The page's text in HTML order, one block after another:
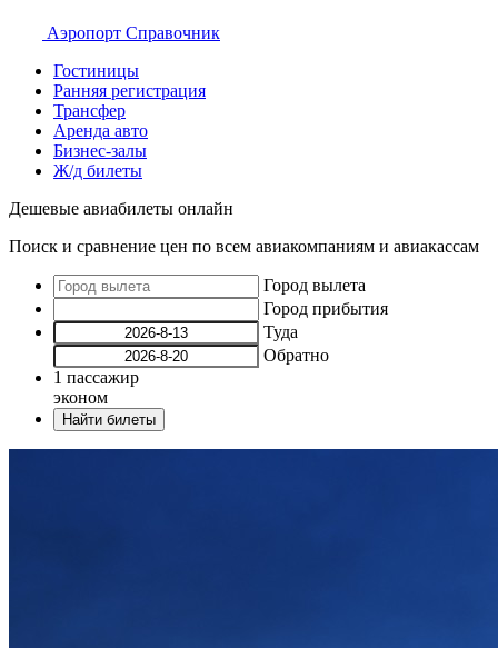
Аэропорт Справочник
Гостиницы
Ранняя регистрация
Трансфер
Аренда авто
Бизнес-залы
Ж/д билеты
Дешевые авиабилеты онлайн
Поиск и сравнение цен по всем авиакомпаниям и авиакассам
Город вылета
Город прибытия
Туда
Обратно
1 пассажир
эконом
Найти билеты